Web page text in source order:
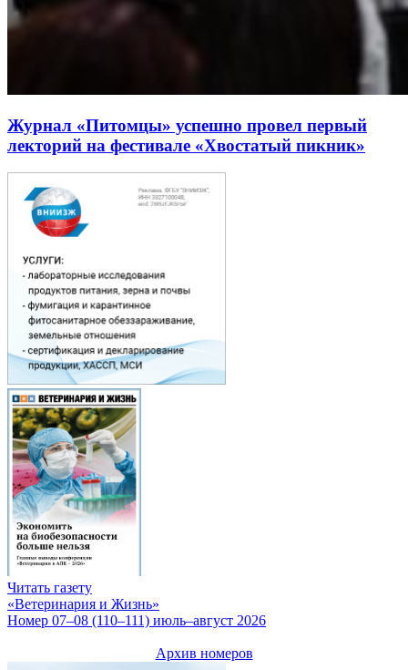
Журнал «Питомцы» успешно провел первый
лекторий на фестивале «Хвостатый пикник»
Читать газету
«Ветеринария и Жизнь»
Номер 07–08 (110–111) июль–август 2026
Архив номеров